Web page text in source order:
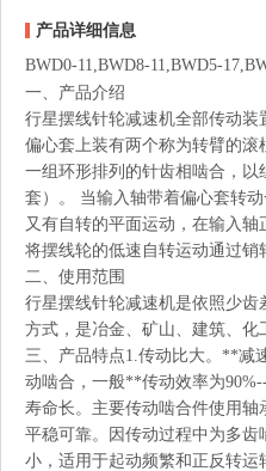
产品详细信息
BWD0-11,BWD8-11,BWD5-
一、产品介绍
行星摆线针轮减速机全部传动装
偏心套上装有两个称为转臂的
一组环形排列的针齿相啮合，
套）。 当输入轴带着偏心套转
又有自转的平面运动，在输入
将摆线轮的低速自转运动通过
二、使用范围
行星摆线针轮减速机是依照少
方式，是冶金、矿山、建筑、化
三、产品特点1.传动比大。**减
动啮合，一般**传动效率为
寿命长。主要传动啮合件使用
平稳可靠。因传动过程中为多
小，适用于起动频繁和正反转运